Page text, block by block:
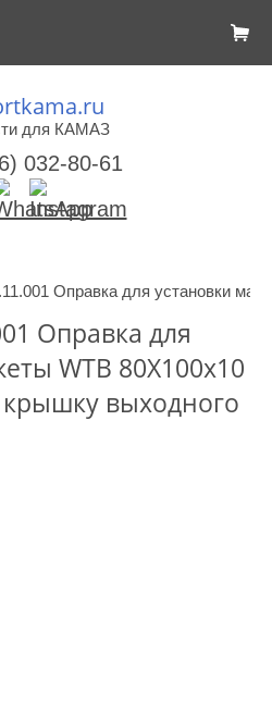
для КАМАЗ
032-80-61
Оправка для установки
Оправка для
WTB 80Х100х10
крышку выходного